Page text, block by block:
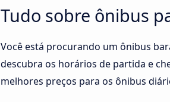
Tudo sobre ônibus
Você está procurando um ônibus
descubra os horários de partida e
melhores preços para os ônibus